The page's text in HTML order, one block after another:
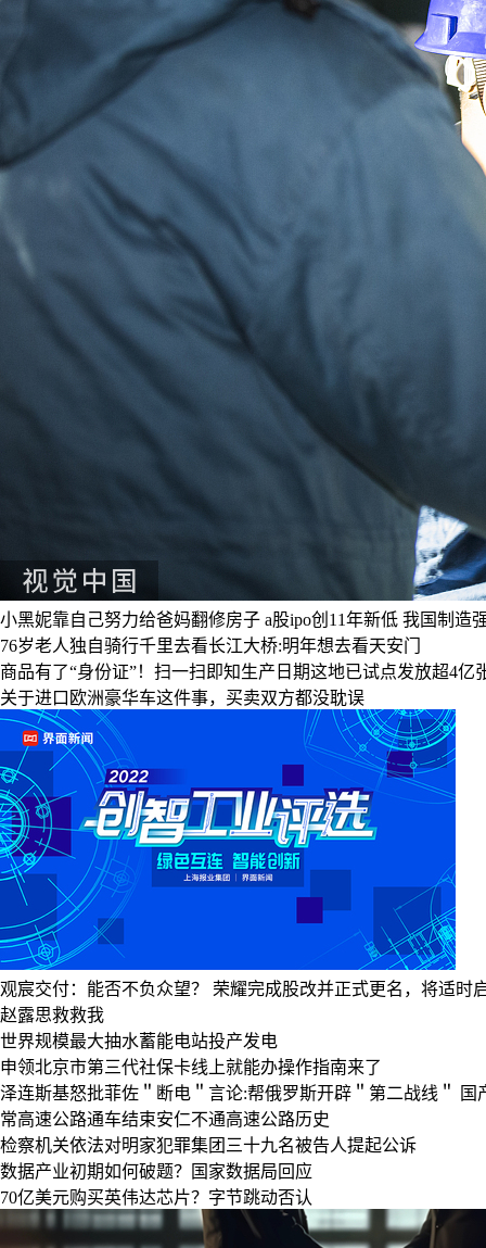
小黑妮靠自己努力给爸妈翻修房子 a股ipo创11年新低 我国制造
76岁老人独自骑行千里去看长江大桥:明年想去看天安门
商品有了“身份证”！扫一扫即知生产日期这地已试点发放超4亿
关于进口欧洲豪华车这件事，买卖双方都没耽误
观宸交付：能否不负众望？
荣耀完成股改并正式更名，将适时
赵露思救救我
世界规模最大抽水蓄能电站投产发电
申领北京市第三代社保卡线上就能办操作指南来了
泽连斯基怒批菲佐＂断电＂言论:帮俄罗斯开辟＂第二战线＂
国
常高速公路通车结束安仁不通高速公路历史
检察机关依法对明家犯罪集团三十九名被告人提起公诉
数据产业初期如何破题？国家数据局回应
70亿美元购买英伟达芯片？字节跳动否认